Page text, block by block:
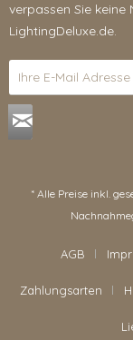
verpassen Sie
LightingDeluxe.de.
* Alle Preise inkl.
AGB
Zahlungsarten